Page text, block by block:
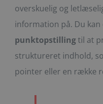
overskuelig og
information på. Du kan
punktopstillingtil at
struktureret indhold,
pointer eller en række